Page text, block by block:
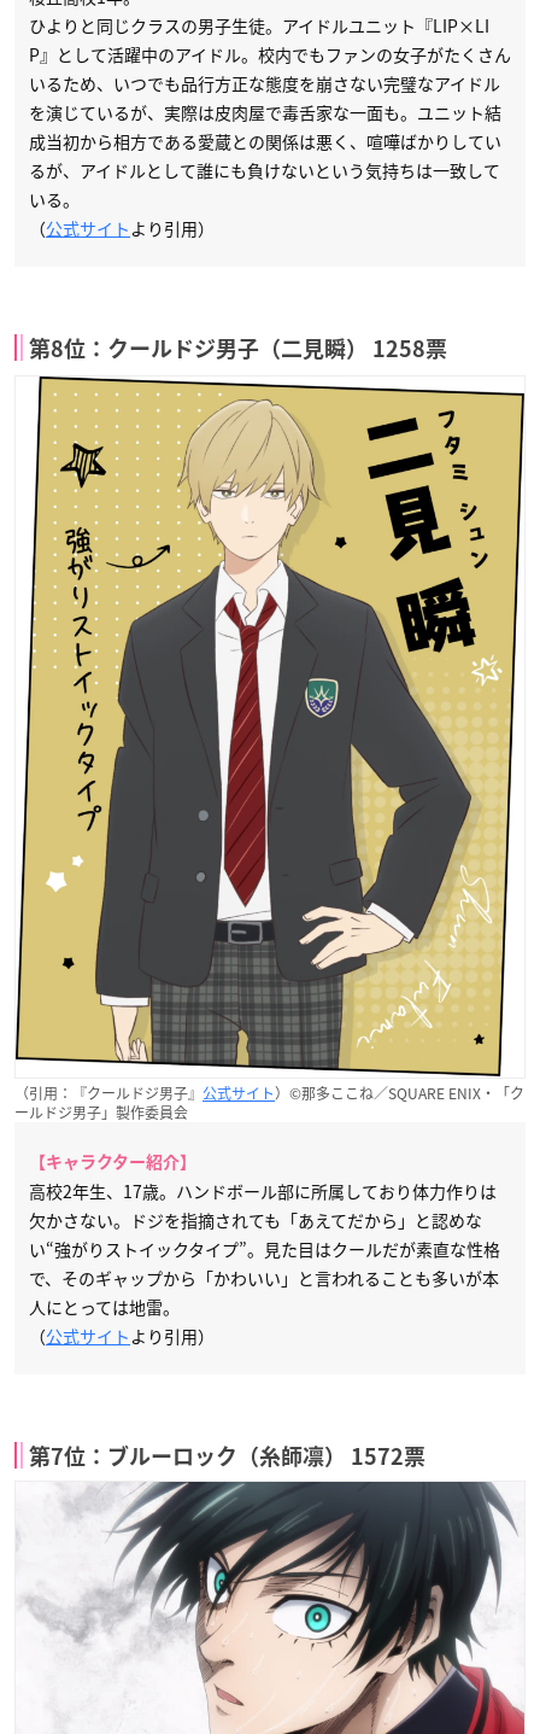
ひよりと同じクラスの男子生徒。アイドルユニット『LIP×LI
P』として活躍中のアイドル。校内でもファンの女子がたくさん
いるため、いつでも品行方正な態度を崩さない完璧なアイドル
を演じているが、実際は皮肉屋で毒舌家な一面も。ユニット結
成当初から相方である愛蔵との関係は悪く、喧嘩ばかりしてい
るが、アイドルとして誰にも負けないという気持ちは一致して
いる。
（公式サイト より引用）
第8位：クールドジ男子（二見瞬） 1258票
（引用：『クールドジ男子』 公式サイト）©那多ここね／SQUARE ENIX・「ク
ールドジ男子」製作委員会
【キャラクター紹介】
高校2年生、17歳。ハンドボール部に所属しており体力作りは
欠かさない。ドジを指摘されても「あえてだから」と認めな
い“強がりストイックタイプ”。見た目はクールだが素直な性格
で、そのギャップから「かわいい」と言われることも多いが本
人にとっては地雷。
（公式サイト より引用）
第7位：ブルーロック（糸師凛） 1572票